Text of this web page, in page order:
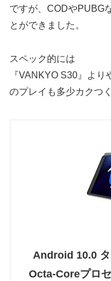
ですが、CODやPUBG
とができました。
スペック的には
『VANKYO S30』よ
のプレイも多少カクつ
Android 10.0
Octa-Coreプロ